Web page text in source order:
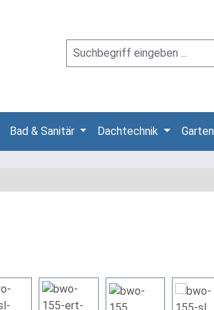
Bad & Sanitär Dachtechnik